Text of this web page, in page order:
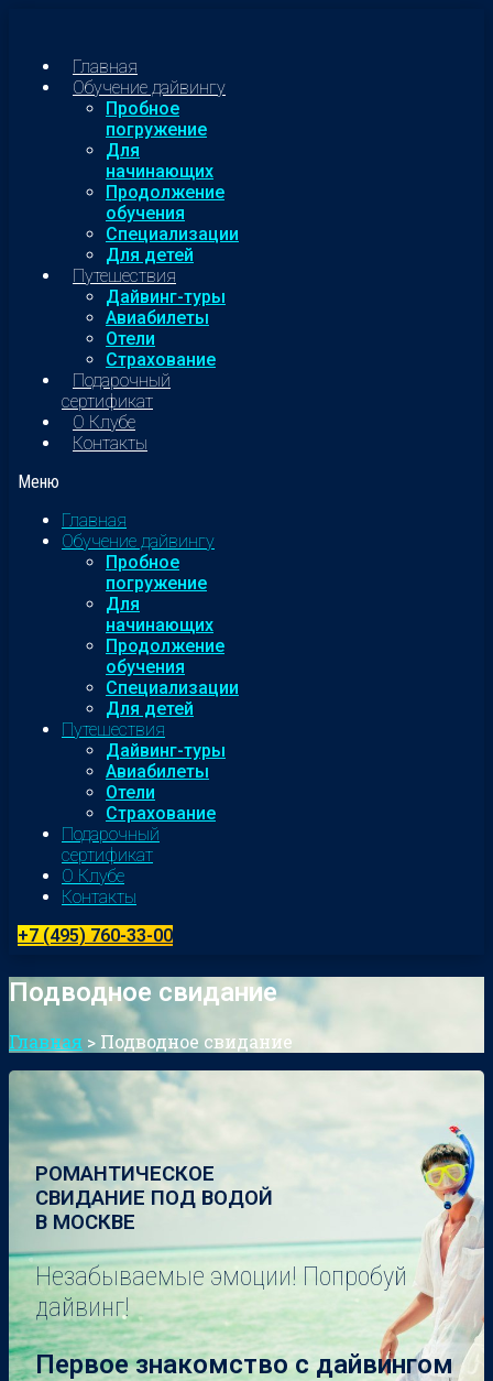
Главная
Обучение дайвингу
Пробное
погружение
Для
начинающих
Продолжение
обучения
Специализации
Для детей
Путешествия
Дайвинг-туры
Авиабилеты
Отели
Страхование
Подарочный
сертификат
О Клубе
Контакты
Меню
Главная
Обучение дайвингу
Пробное
погружение
Для
начинающих
Продолжение
обучения
Специализации
Для детей
Путешествия
Дайвинг-туры
Авиабилеты
Отели
Страхование
Подарочный
сертификат
О Клубе
Контакты
+7 (495) 760-33-00
Подводное свидание
Главная > Подводное свидание
РОМАНТИЧЕСКОЕ
СВИДАНИЕ ПОД ВОДОЙ
В МОСКВЕ
Незабываемые эмоции! Попробуй
дайвинг!
Первое знакомство с дайвингом